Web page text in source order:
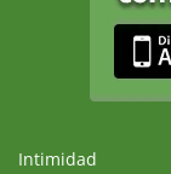
Intimidad